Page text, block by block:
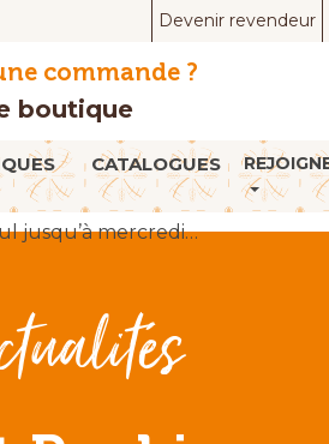
Devenir revendeur
commande ?
boutique
CATALOGUES
jusqu’à mercredi…